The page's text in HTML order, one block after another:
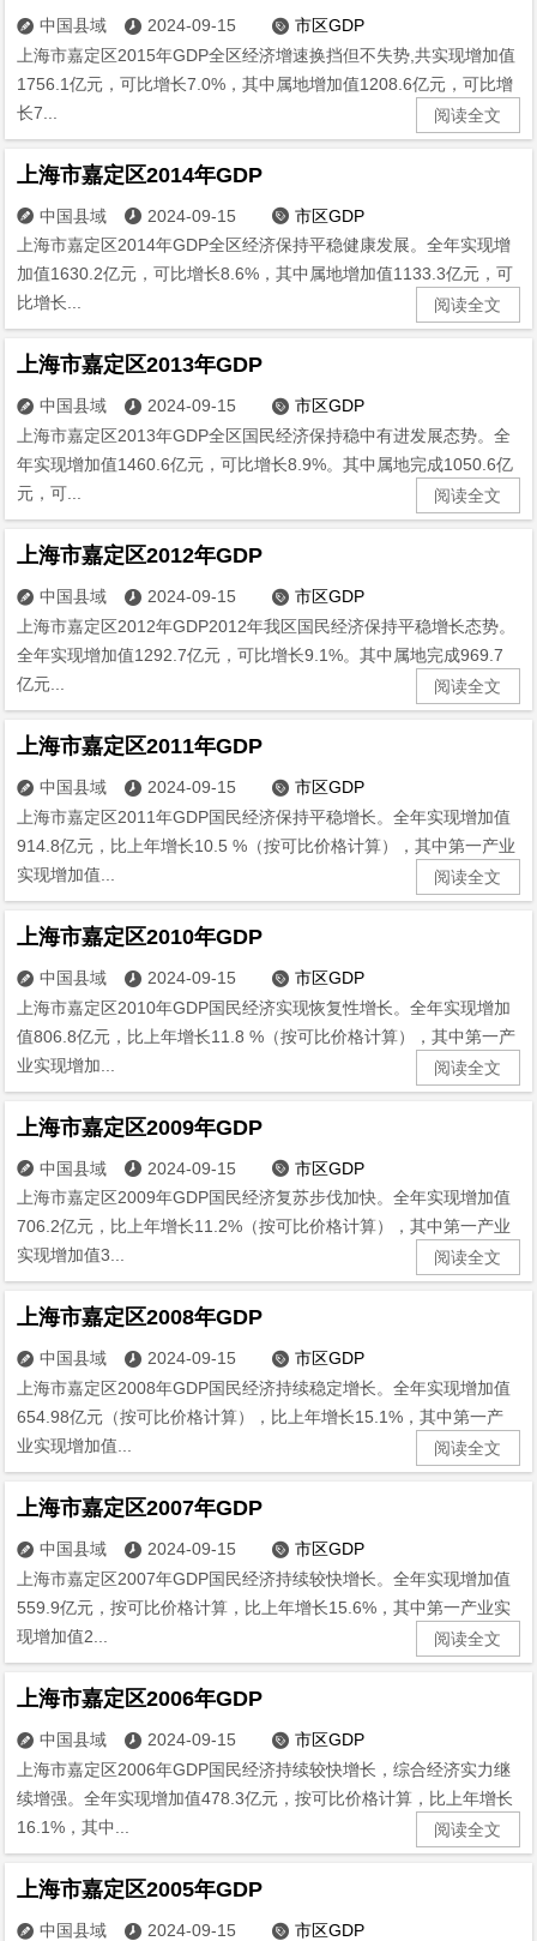
 中国县域  2024-09-15  市区GDP
上海市嘉定区2015年GDP全区经济增速换挡但不失势,共实现增加值
1756.1亿元，可比增长7.0%，其中属地增加值1208.6亿元，可比增
长7...
阅读全文
上海市嘉定区2014年GDP
 中国县域  2024-09-15  市区GDP
上海市嘉定区2014年GDP全区经济保持平稳健康发展。全年实现增
加值1630.2亿元，可比增长8.6%，其中属地增加值1133.3亿元，可
比增长...
阅读全文
上海市嘉定区2013年GDP
 中国县域  2024-09-15  市区GDP
上海市嘉定区2013年GDP全区国民经济保持稳中有进发展态势。全
年实现增加值1460.6亿元，可比增长8.9%。其中属地完成1050.6亿
元，可...
阅读全文
上海市嘉定区2012年GDP
 中国县域  2024-09-15  市区GDP
上海市嘉定区2012年GDP2012年我区国民经济保持平稳增长态势。
全年实现增加值1292.7亿元，可比增长9.1%。其中属地完成969.7
亿元...
阅读全文
上海市嘉定区2011年GDP
 中国县域  2024-09-15  市区GDP
上海市嘉定区2011年GDP国民经济保持平稳增长。全年实现增加值
914.8亿元，比上年增长10.5 %（按可比价格计算），其中第一产业
实现增加值...
阅读全文
上海市嘉定区2010年GDP
 中国县域  2024-09-15  市区GDP
上海市嘉定区2010年GDP国民经济实现恢复性增长。全年实现增加
值806.8亿元，比上年增长11.8 %（按可比价格计算），其中第一产
业实现增加...
阅读全文
上海市嘉定区2009年GDP
 中国县域  2024-09-15  市区GDP
上海市嘉定区2009年GDP国民经济复苏步伐加快。全年实现增加值
706.2亿元，比上年增长11.2%（按可比价格计算），其中第一产业
实现增加值3...
阅读全文
上海市嘉定区2008年GDP
 中国县域  2024-09-15  市区GDP
上海市嘉定区2008年GDP国民经济持续稳定增长。全年实现增加值
654.98亿元（按可比价格计算），比上年增长15.1%，其中第一产
业实现增加值...
阅读全文
上海市嘉定区2007年GDP
 中国县域  2024-09-15  市区GDP
上海市嘉定区2007年GDP国民经济持续较快增长。全年实现增加值
559.9亿元，按可比价格计算，比上年增长15.6%，其中第一产业实
现增加值2...
阅读全文
上海市嘉定区2006年GDP
 中国县域  2024-09-15  市区GDP
上海市嘉定区2006年GDP国民经济持续较快增长，综合经济实力继
续增强。全年实现增加值478.3亿元，按可比价格计算，比上年增长
16.1%，其中...
阅读全文
上海市嘉定区2005年GDP
 中国县域  2024-09-15  市区GDP